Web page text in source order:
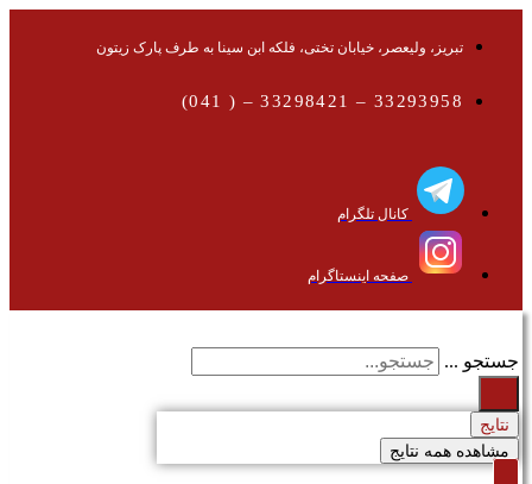
تبریز، ولیعصر، خیابان تختی، فلکه ابن سینا به طرف پارک زیتون
33293958 – 33298421 – ( 041)
کانال تلگرام
صفحه اینستاگرام
جستجو ...
نتایج
مشاهده همه نتایج